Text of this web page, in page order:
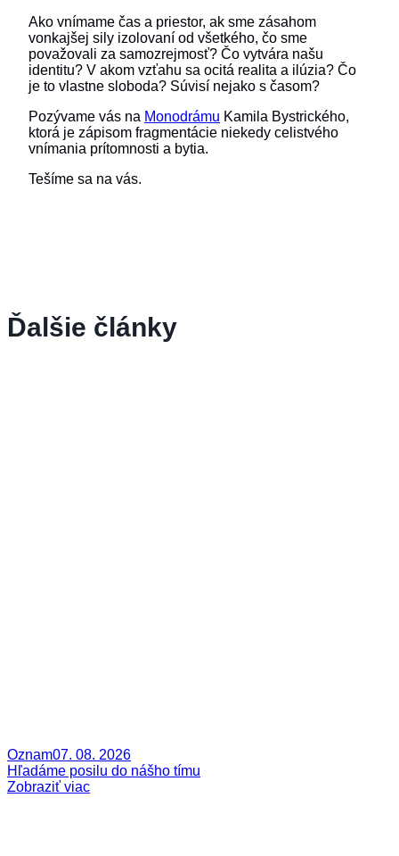
Ako vnímame čas a priestor, ak sme zásahom
vonkajšej sily izolovaní od všetkého, čo sme
považovali za samozrejmosť? Čo vytvára našu
identitu? V akom vzťahu sa ocitá realita a ilúzia? Čo
je to vlastne sloboda? Súvisí nejako s časom?
Pozývame vás na Monodrámu Kamila Bystrického,
ktorá je zápisom fragmentácie niekedy celistvého
vnímania prítomnosti a bytia.
Tešíme sa na vás.
Ďalšie články
Oznam07. 08. 2026
Hľadáme posilu do nášho tímu
Zobraziť viac